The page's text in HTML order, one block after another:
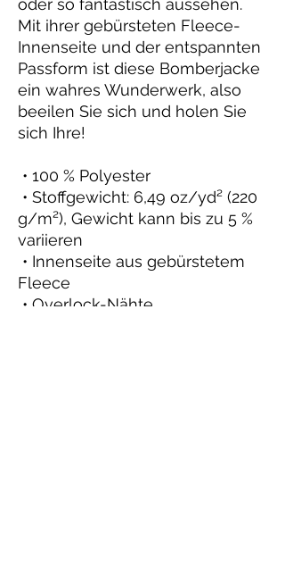
oder so fantastisch aussehen.
Mit ihrer gebürsteten Fleece-
Innenseite und der entspannten
Passform ist diese Bomberjacke
ein wahres Wunderwerk, also
beeilen Sie sich und holen Sie
sich Ihre!
• 100 % Polyester
• Stoffgewicht: 6,49 oz/yd² (220
g/m²), Gewicht kann bis zu 5 %
variieren
• Innenseite aus gebürstetem
Fleece
• Overlock-Nähte